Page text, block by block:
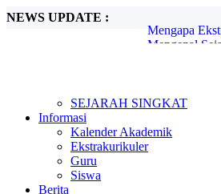
NEWS UPDATE :
Mengapa
Mengenal
Tugas Libur
Beasiswa
E-Learning
SEJARAH SINGKAT
Informasi
Kalender Akademik
Ekstrakurikuler
Guru
Siswa
Berita